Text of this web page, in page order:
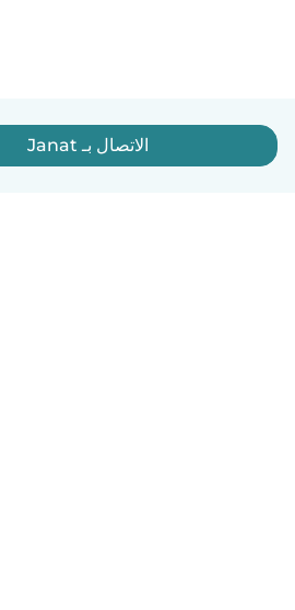
الاتصال بـ Janat